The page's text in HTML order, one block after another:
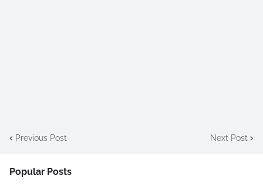
Previous Post Next Post
Popular Posts